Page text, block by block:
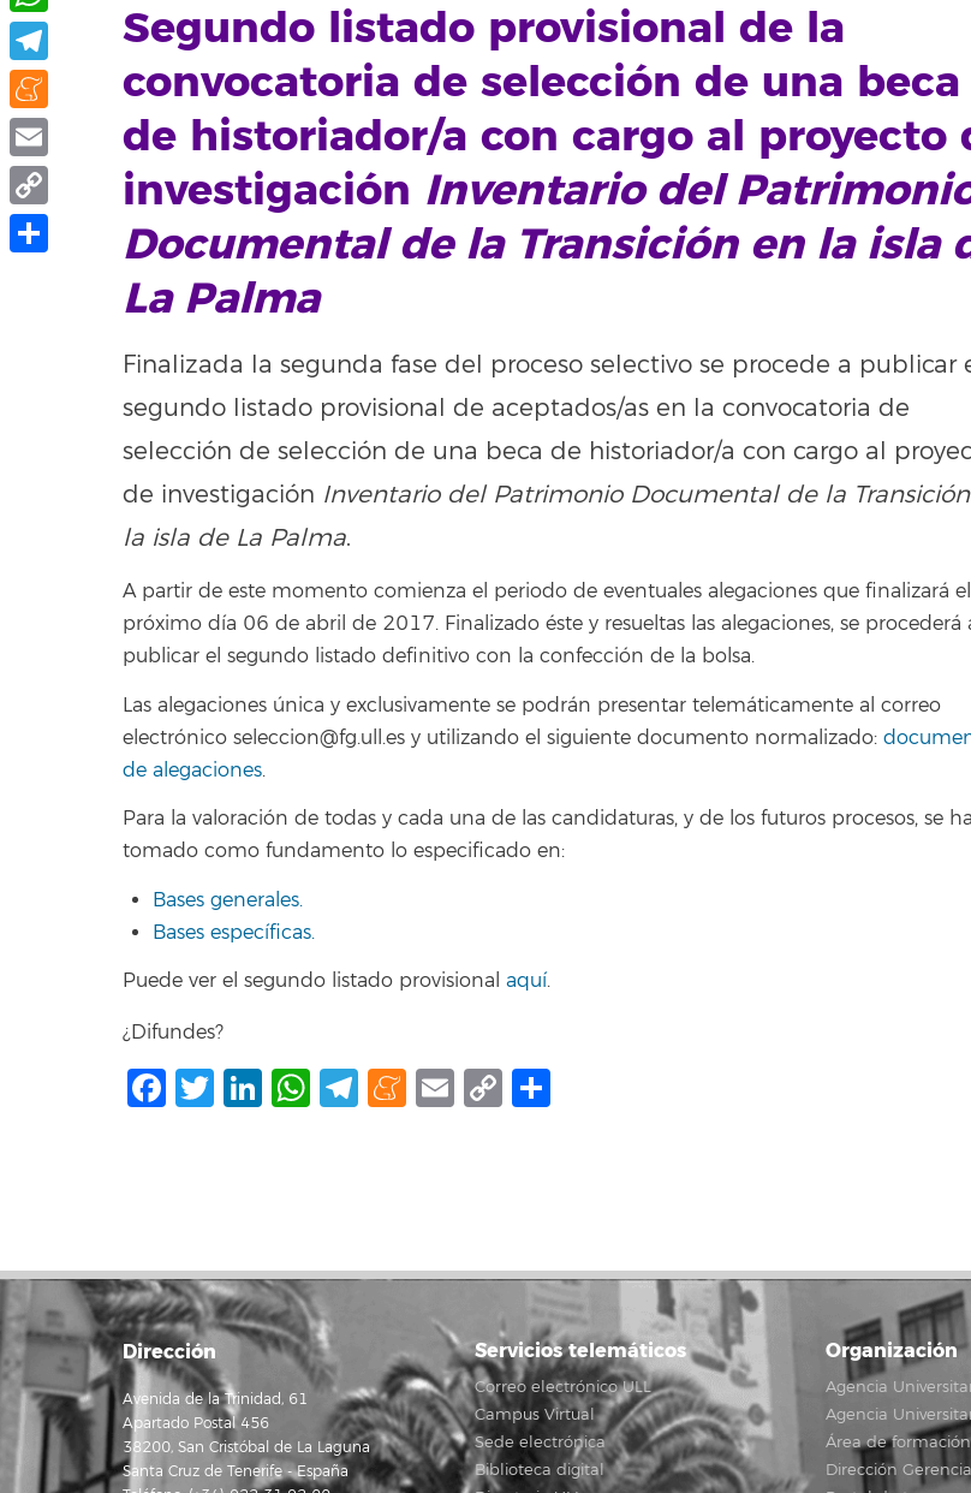
Segundo listado provisional de la
convocatoria de selección de una beca
de historiador/a con cargo al proyecto
investigación Inventario del
Documental de la Transición en la isla
La Palma
Finalizada la segunda fase del proceso selectivo se procede a publicar
segundo listado provisional de aceptados/as en la convocatoria de
selección de selección de una beca de historiador/a con cargo al
de investigación Inventario del Patrimonio Documental de la
la isla de La Palma.
A partir de este momento comienza el periodo de eventuales alegaciones que finalizará el
próximo día 06 de abril de 2017. Finalizado éste y resueltas las alegaciones, se procederá
publicar el segundo listado definitivo con la confección de la bolsa.
Las alegaciones única y exclusivamente se podrán presentar telemáticamente al correo
electrónico seleccion@fg.ull.es y utilizando el siguiente documento normalizado:
de alegaciones.
Para la valoración de todas y cada una de las candidaturas, y de los futuros procesos, se ha
tomado como fundamento lo especificado en:
Bases generales.
Bases específicas.
Puede ver el segundo listado provisional aquí.
¿Difundes?
Facebook
Twitter
LinkedIn
WhatsApp
Telegram
Meneame
Email
Copy
Dirección
Avenida de la Trinidad, 61
Apartado Postal 456
38200, San Cristóbal de La Laguna
Santa Cruz de Tenerife - España
Servicios telemáticos
Correo electrónico ULL
Campus Virtual
Sede electrónica
Biblioteca digital
Organización
Agencia
Agencia
Área de formación
Dirección Gerencia
WhatsApp
Telegram
Meneame
Email
Copy